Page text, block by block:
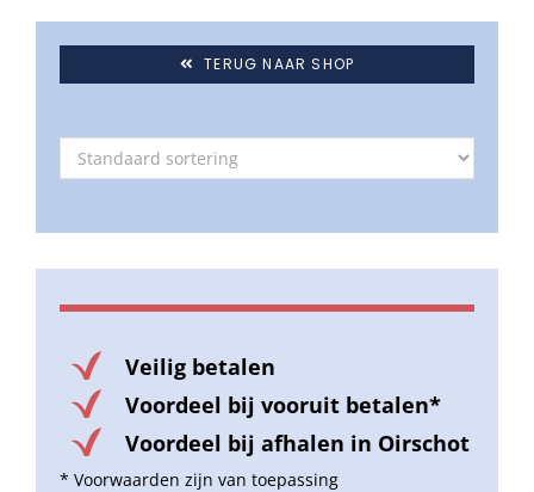
TERUG NAAR SHOP
Veilig betalen
Voordeel bij vooruit betalen*
Voordeel bij afhalen in Oirschot
* Voorwaarden zijn van toepassing